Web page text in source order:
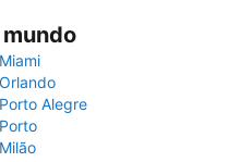
Miami
Orlando
Porto Alegre
Porto
Milão